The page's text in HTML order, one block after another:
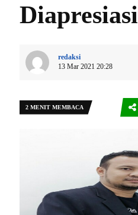
Diapresiasi
redaksi
13 Mar 2021 20:28
2 MENIT MEMBACA